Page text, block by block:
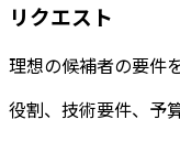
リクエスト
理想の候補者の要件
役割、技術要件、予